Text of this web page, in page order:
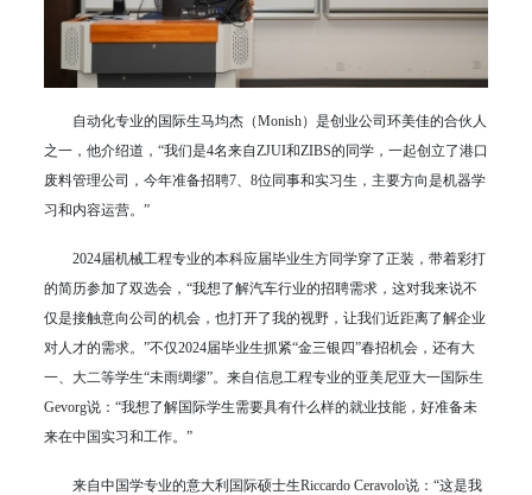
自动化专业的国际生马均杰（Monish）是创业公司环美佳的合伙人
之一，他介绍道，“我们是4名来自ZJUI和ZIBS的同学，一起创立了港口
废料管理公司，今年准备招聘7、8位同事和实习生，主要方向是机器学
习和内容运营。”
2024届机械工程专业的本科应届毕业生方同学穿了正装，带着彩打
的简历参加了双选会，“我想了解汽车行业的招聘需求，这对我来说不
仅是接触意向公司的机会，也打开了我的视野，让我们近距离了解企业
对人才的需求。”不仅2024届毕业生抓紧“金三银四”春招机会，还有大
一、大二等学生“未雨绸缪”。来自信息工程专业的亚美尼亚大一国际生
Gevorg说：“我想了解国际学生需要具有什么样的就业技能，好准备未
来在中国实习和工作。”
来自中国学专业的意大利国际硕士生Riccardo Ceravolo说：“这是我